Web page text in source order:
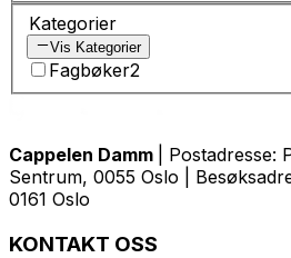
Kategorier
Vis Kategorier
Fagbøker2
Cappelen Damm
| Postadresse:
Sentrum, 0055 Oslo |
0161 Oslo
KONTAKT OSS